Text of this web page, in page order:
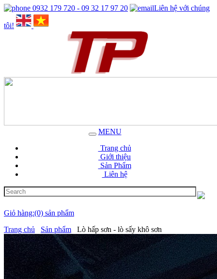
0932 179 720 - 09 32 17 97 20 Liên hệ với chúng
tôi!
MENU
Trang chủ
Giới thiệu
Sản Phẩm
Liên hệ
Giỏ hàng:(0) sản phẩm
Trang chủ
Sản phẩm Lò hấp sơn - lò sấy khô sơn